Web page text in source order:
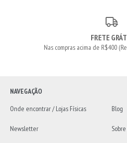
FRETE
Nas compras acima de R$400
NAVEGAÇÃO
Onde encontrar / Lojas Físicas
Blog
Newsletter